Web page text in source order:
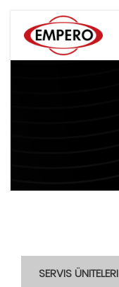
SERVIS ÜNITELERI